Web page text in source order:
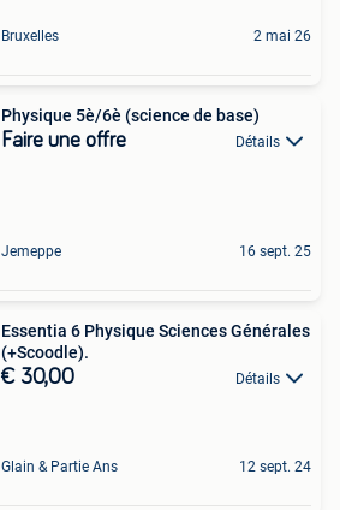
Bruxelles 2 mai 26
Physique 5è/6è (science de base)
Faire une offre Détails
Jemeppe 16 sept. 25
Essentia 6 Physique Sciences Générales
(+Scoodle).
€ 30,00 Détails
Glain & Partie Ans 12 sept. 24